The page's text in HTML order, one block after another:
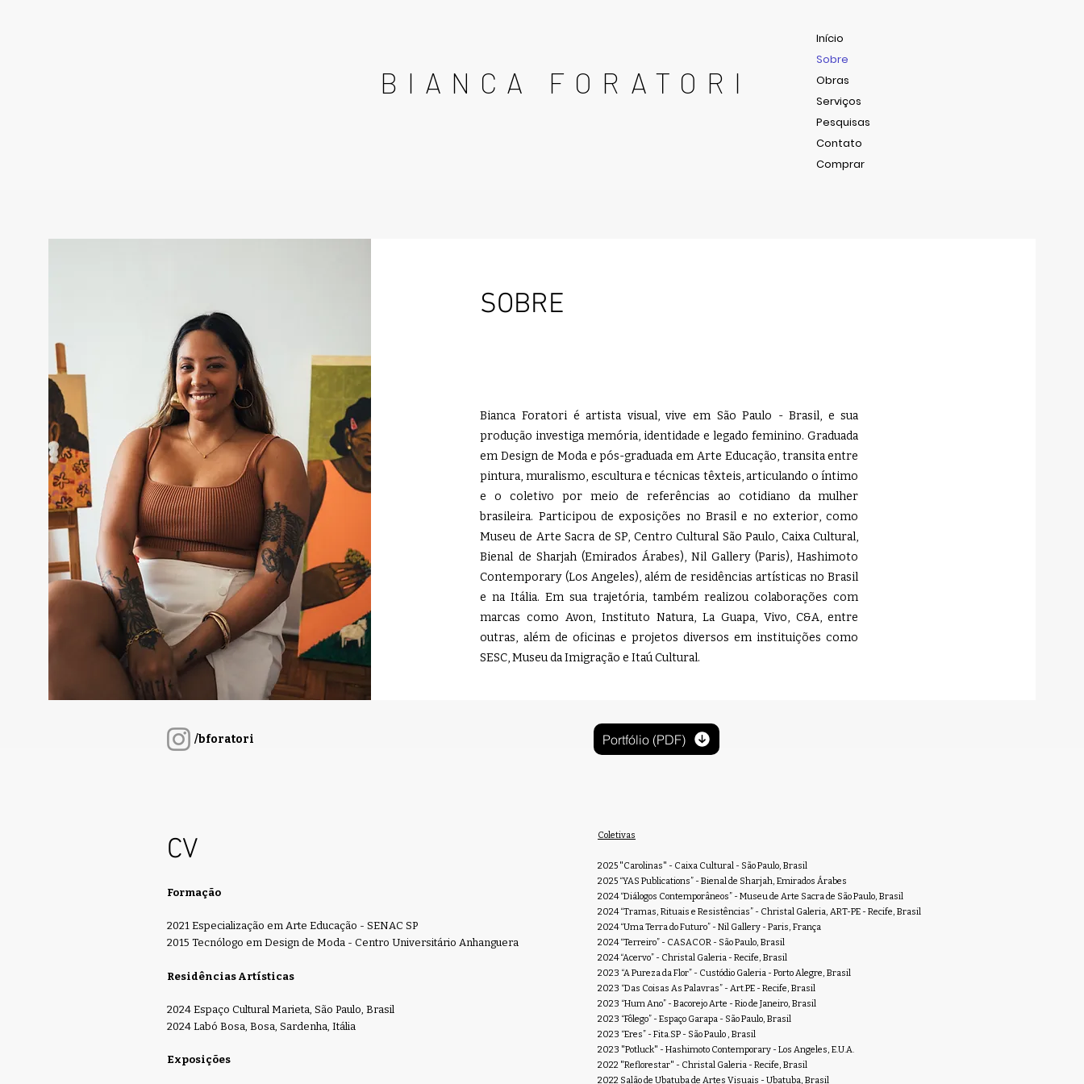
BIANCA FORATORI
Início
Sobre
Obras
Serviços
Pesquisas
Contato
Comprar
SOBRE
Bianca Foratori é artista visual, vive em São Paulo - Brasil, e sua
produção investiga memória, identidade e legado feminino. Graduada
em Design de Moda e pós-graduada em Arte Educação, transita entre
pintura, muralismo, escultura e técnicas têxteis, articulando o íntimo
e o coletivo por meio de referências ao cotidiano da mulher
brasileira. Participou de exposições no Brasil e no exterior, como
Museu de Arte Sacra de SP, Centro Cultural São Paulo, Caixa Cultural,
Bienal de Sharjah (Emirados Árabes), Nil Gallery (Paris), Hashimoto
Contemporary (Los Angeles), além de residências artísticas no Brasil
e na Itália. Em sua trajetória, também realizou colaborações com
marcas como Avon, Instituto Natura, La Guapa, Vivo, C&A, entre
outras, além de oficinas e projetos diversos em instituições como
SESC, Museu da Imigração e Itaú Cultural.
/bforatori Portfólio (PDF)
Formação
2021 Especialização em Arte Educação - SENAC SP
2015 Tecnólogo em Design de Moda - Centro Universitário Anhanguera
Residências Artísticas
2024 Espaço Cultural Marieta, São Paulo, Brasil
2024 Labó Bosa, Bosa, Sardenha, Itália
Exposições
CV Coletivas
2025 "Carolinas" - Caixa Cultural - São Paulo, Brasil
2025 “YAS Publications” - Bienal de Sharjah, Emirados Árabes
2024 “Diálogos Contemporâneos” - Museu de Arte Sacra de São Paulo, Brasil
2024 “Tramas, Rituais e Resistências” - Christal Galeria, ART-PE - Recife, Brasil
2024 “Uma Terra do Futuro” - Nil Gallery - Paris, França
2024 “Terreiro” - CASACOR - São Paulo, Brasil
2024 “Acervo” - Christal Galeria - Recife, Brasil
2023 “A Pureza da Flor” - Custódio Galeria - Porto Alegre, Brasil
2023 “Das Coisas As Palavras” - Art.PE - Recife, Brasil
2023 “Hum Ano” - Bacorejo Arte - Rio de Janeiro, Brasil
2023 “Fôlego” - Espaço Garapa - São Paulo, Brasil
2023 “Eres” - Fita.SP - São Paulo , Brasil
2023 "Potluck" - Hashimoto Contemporary - Los Angeles, E.U.A.
2022 "Reflorestar" - Christal Galeria - Recife, Brasil
2022 Salão de Ubatuba de Artes Visuais - Ubatuba, Brasil